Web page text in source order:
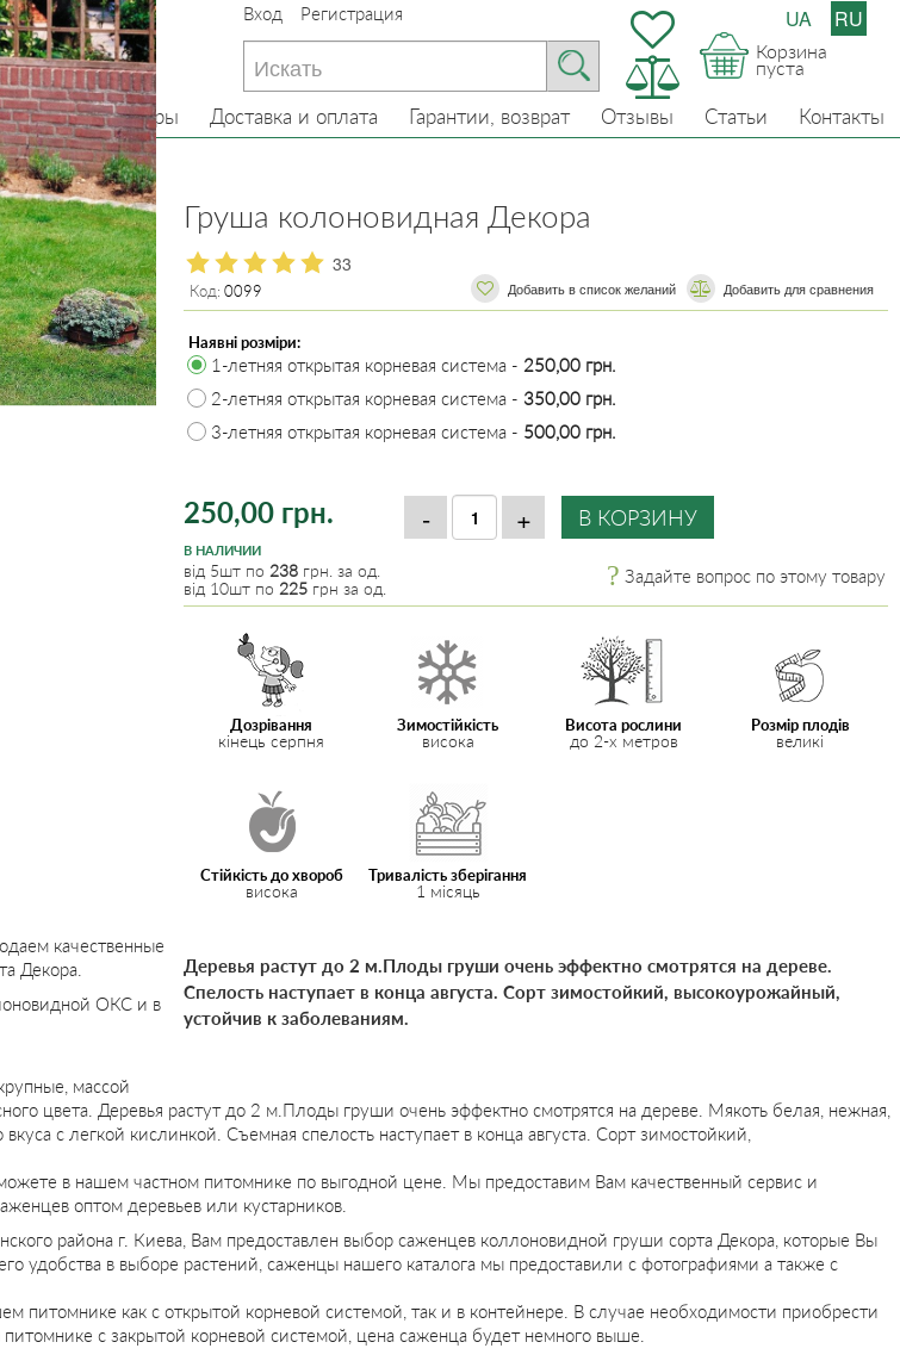
233-22-13
233-22-13
Вход Регистрация
Корзина
пуста
UA RU
О нас Товары Доставка и оплата Гарантии, возврат Отзывы Статьи Контакты
Груша колоновидная Декора
33
Код: 0099
250,00 грн.
Добавить в список желаний ​​Добавить для сравнения
Наявні розміри:
1-летняя открытая корневая система - 250,00 грн.
2-летняя открытая корневая система - 350,00 грн.
3-летняя открытая корневая система - 500,00 грн.
В НАЛИЧИИ
від 5шт по 238 грн. за од.
від 10шт по 225 грн за од.
Задайте вопрос по этому товару
Дозрівання
кінець серпня
Зимостійкість
висока
Висота рослини
до 2-х метров
Розмір плодів
великі
Стійкість до хвороб
висока
Тривалість зберігання
1 місяць
Деревья растут до 2 м.Плоды груши очень эффектно смотрятся на дереве.
Спелость наступает в конца августа. Сорт зимостойкий, высокоурожайный,
устойчив к заболеваниям.
качественные
Декора.
ОКС и в
массой
цвета. Деревья растут до 2 м.Плоды груши очень эффектно смотрятся на дереве. Мякоть белая, нежная,
с легкой кислинкой. Съемная спелость наступает в конца августа. Сорт зимостойкий,
в нашем частном питомнике по выгодной цене. Мы предоставим Вам качественный сервис и
оптом деревьев или кустарников.
района г. Киева, Вам предоставлен выбор саженцев коллоновидной груши сорта Декора, которые Вы
удобства в выборе растений, саженцы нашего каталога мы предоставили с фотографиями а также с
питомнике как с открытой корневой системой, так и в контейнере. В случае необходимости приобрести
с закрытой корневой системой, цена саженца будет немного выше.